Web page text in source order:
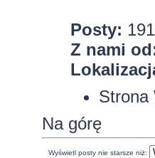
Posty:
Z nami
Strona
Na górę
Wyświetl posty nie starsze niż: